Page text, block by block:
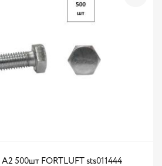
500шт FORTLUFT sts011444